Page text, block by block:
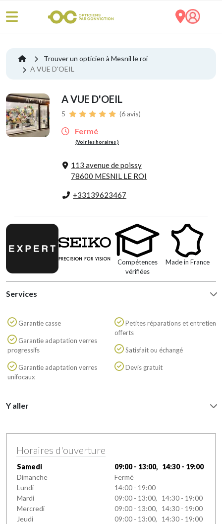
Trouver un opticien à Mesnil le roi
A VUE D'OEIL
A VUE D'OEIL
5 (6 avis)
Fermé
(Voir les horaires )
113 avenue de poissy
78600 MESNIL LE ROI
+33139623467
Compétences
vérifiées
Made in France
Services
Garantie casse
Garantie adaptation verres
progressifs
Garantie adaptation verres
unifocaux
Petites réparations et entretien
offerts
Satisfait ou échangé
Devis gratuit
Y aller
Horaires d'ouverture
Samedi
09:00 - 13:00, 14:30 - 19:00
Dimanche
Fermé
Lundi
14:00 - 19:00
Mardi
09:00 - 13:00, 14:30 - 19:00
Mercredi
09:00 - 13:00, 14:30 - 19:00
Jeudi
09:00 - 13:00, 14:30 - 19:00